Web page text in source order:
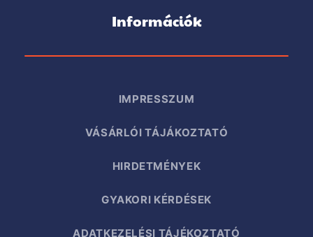
Információk
IMPRESSZUM
VÁSÁRLÓI TÁJÁKOZTATÓ
HIRDETMÉNYEK
GYAKORI KÉRDÉSEK
ADATKEZELÉSI TÁJÉKOZTATÓ